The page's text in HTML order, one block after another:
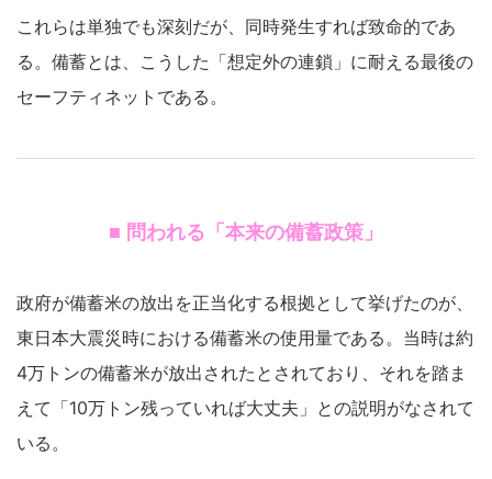
これらは単独でも深刻だが、同時発生すれば致命的であ
る。備蓄とは、こうした「想定外の連鎖」に耐える最後の
セーフティネットである。
■ 問われる「本来の備蓄政策」
政府が備蓄米の放出を正当化する根拠として挙げたのが、
東日本大震災時における備蓄米の使用量である。当時は約
4万トンの備蓄米が放出されたとされており、それを踏ま
えて「10万トン残っていれば大丈夫」との説明がなされて
いる。